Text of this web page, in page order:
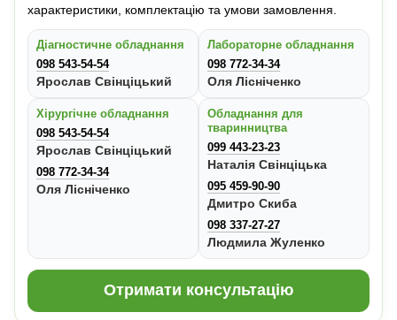
характеристики, комплектацію та умови замовлення.
Діагностичне обладнання
098 543-54-54
Ярослав Свінціцький
Лабораторне обладнання
098 772-34-34
Оля Лісніченко
Хірургічне обладнання
098 543-54-54
Ярослав Свінціцький
098 772-34-34
Оля Лісніченко
Обладнання для
тваринництва
099 443-23-23
Наталія Свінціцька
095 459-90-90
Дмитро Скиба
098 337-27-27
Людмила Жуленко
Отримати консультацію